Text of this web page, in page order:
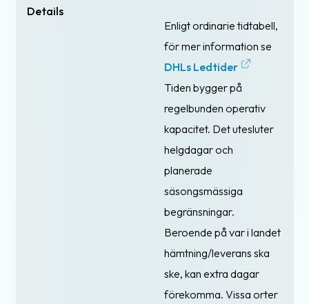
Details
Enligt ordinarie tidtabell,
för mer information se
DHLs Ledtider
Tiden bygger på
regelbunden operativ
kapacitet. Det utesluter
helgdagar och
planerade
säsongsmässiga
begränsningar.
Beroende på var i landet
hämtning/leverans ska
ske, kan extra dagar
förekomma. Vissa orter